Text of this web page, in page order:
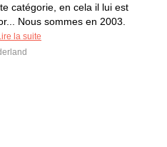
catégorie, en cela il lui est
Nous sommes en 2003.
la suite